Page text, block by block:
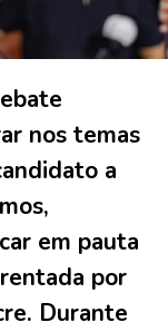
nos temas
a
em pauta
por
Durante